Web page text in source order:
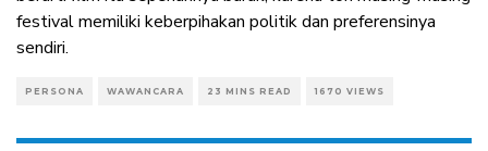
festival memiliki keberpihakan politik dan preferensinya
sendiri.
PERSONA WAWANCARA 23 MINS READ 1670 VIEWS